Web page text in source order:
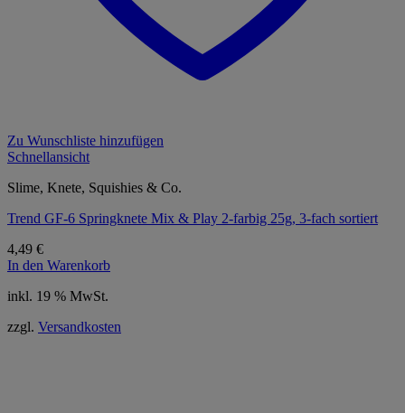
Zu Wunschliste hinzufügen
Schnellansicht
Slime, Knete, Squishies & Co.
Trend GF-6 Springknete Mix & Play 2-farbig 25g, 3-fach sortiert
4,49 €
In den Warenkorb
inkl. 19 % MwSt.
zzgl. Versandkosten